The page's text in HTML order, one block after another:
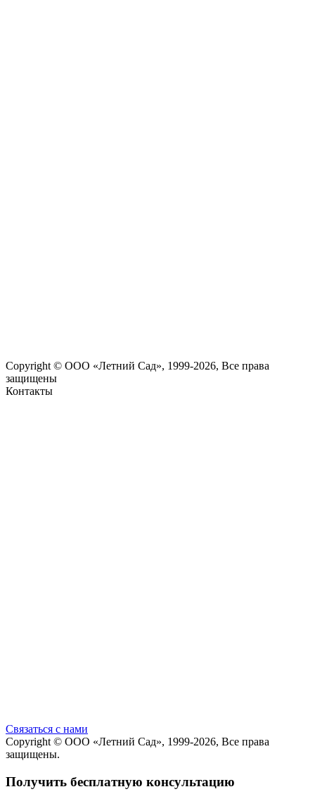
Copyright © ООО «Летний Сад», 1999-2026, Все права
защищены
Контакты
Cвязаться с нами
Copyright © ООО «Летний Сад», 1999-2026, Все права
защищены.
Получить бесплатную консультацию